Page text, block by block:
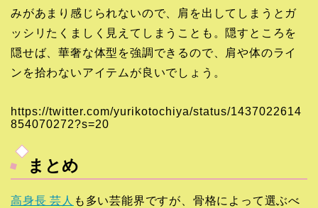
みがあまり感じられないので、肩を出してしまうとガ
ッシリたくましく見えてしまうことも。隠すところを
隠せば、華奢な体型を強調できるので、肩や体のライ
ンを拾わないアイテムが良いでしょう。
https://twitter.com/yurikotochiya/status/1437022614
854070272?s=20
まとめ
高身長 芸人 も多い芸能界ですが、骨格によって選ぶべ